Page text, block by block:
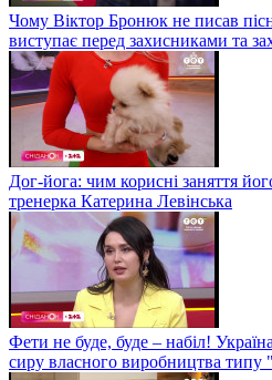
Чому Віктор Бронюк не писав
виступає перед захисниками та
Дог-йога: чим корисні заняття
тренерка Катерина Левінська
Фети не буде, буде – набіл!
сиру власного виробництва типу